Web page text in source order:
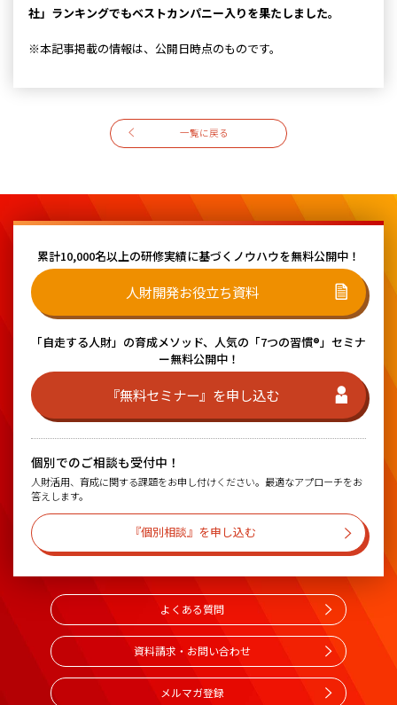
社」ランキングでもベストカンパニー入りを果たしました。
※本記事掲載の情報は、公開日時点のものです。
一覧に戻る
累計10,000名以上の研修実績に基づく ノウハウを無料公開中！
人財開発お役立ち資料
「自走する人財」の育成メソッド、 人気の「7つの習慣®」セミナ
ー無料公開中！
『無料セミナー』を申し込む
個別でのご相談も受付中！
人財活用、育成に関する課題をお申し付けください。最適なアプローチをお
答えします。
『個別相談』を申し込む
よくある質問
資料請求・お問い合わせ
メルマガ登録